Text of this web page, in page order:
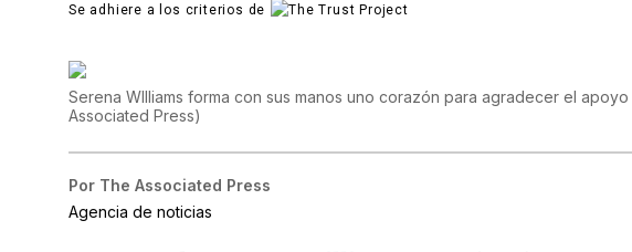
Se adhiere a los criterios de
Serena WIlliams forma con sus manos uno corazón para agradecer el
Associated Press)
Por The Associated Press
Agencia de noticias